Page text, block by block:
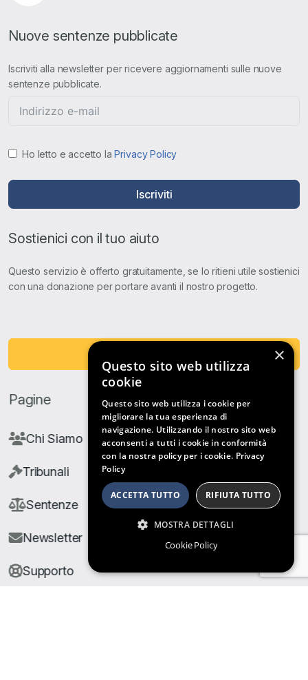
Nuove sentenze pubblicate
Iscriviti alla newsletter per ricevere aggiornamenti sulle nuove
sentenze pubblicate.
Ho letto e accetto laPrivacy Policy
Iscriviti
Sostienici con il tuo aiuto
Questo servizio è offerto gratuitamente, se lo ritieni utile sostienici
con una donazione per portare avanti il nostro progetto.
Pagine
Chi Siamo
Tribunali
Sentenze
Newsletter
Supporto
×
Questo sito web utilizza
cookie
Questo sito web utilizza i cookie per
migliorare la tua esperienza di
navigazione. Utilizzando il nostro sito web
acconsenti a tutti i cookie in conformità
con la nostra policy per i cookie. Privacy
Policy
ACCETTA TUTTO RIFIUTA TUTTO
MOSTRA DETTAGLI
Cookie Policy